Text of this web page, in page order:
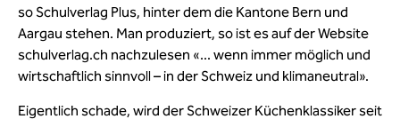
so Schulverlag Plus, hinter dem die Kantone Bern und
Aargau stehen. Man produziert, so ist es auf der Website
schulverlag.ch nachzulesen «... wenn immer möglich und
wirtschaftlich sinnvoll – in der Schweiz und klimaneutral».
Eigentlich schade, wird der Schweizer Küchenklassiker seit